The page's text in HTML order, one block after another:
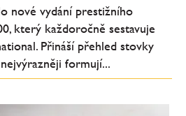
nové vydání prestižního
který každoročně sestavuje
Přináší přehled stovky
formují...